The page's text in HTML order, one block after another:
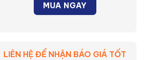
MUA NGAY
LIÊN HỆ ĐỂ NHẬN BÁO GIÁ TỐT